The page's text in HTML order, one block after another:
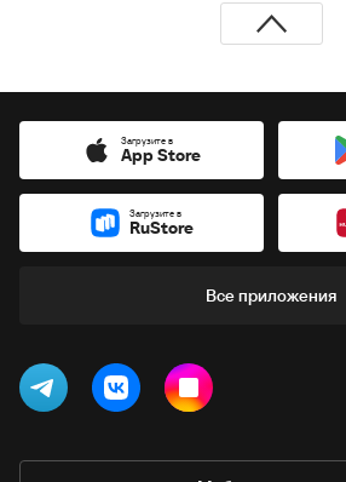
Загрузите в
App Store
Загрузите в
RuStore
Все приложения